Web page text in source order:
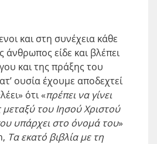
και στη συνέχεια κάθε
άνθρωπος είδε και βλέπει
και της πράξης του
ουσία έχουμε αποδεχτεί
ότι «πρέπει να γίνει
του Ιησού Χριστού
υπάρχει στο όνομά του»
Τα εκατό βιβλία με τη